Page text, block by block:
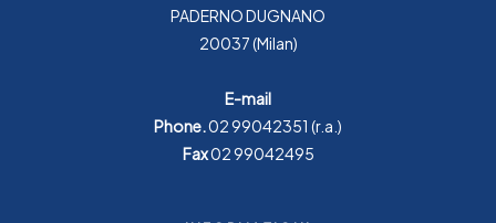
PADERNO DUGNANO
20037 (Milan)
E-mail
Phone.02 99042351 (r.a.)
Fax02 99042495